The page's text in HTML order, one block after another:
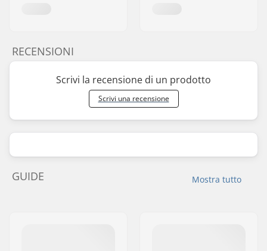
RECENSIONI
Scrivi la recensione di un prodotto
Scrivi una recensione
Mostra tutto
GUIDE